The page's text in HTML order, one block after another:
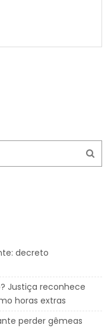
decreto
Justiça reconhece
horas extras
perder gêmeas